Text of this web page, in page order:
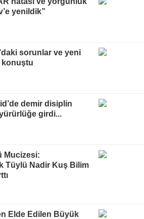
yenildik”
sorunlar ve yeni
konuştu
demir disiplin
girdi...
Mucizesi:
Tüylü Nadir Kuş Bilim
Elde Edilen Büyük